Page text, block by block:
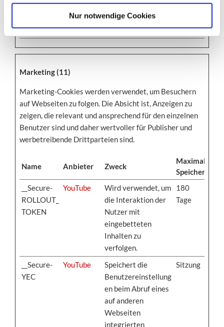
Nur notwendige Cookies
und anderen
Website-
Einstellungen bei.
Marketing (11)
Marketing-Cookies werden verwendet, um Besuchern
auf Webseiten zu folgen. Die Absicht ist, Anzeigen zu
zeigen, die relevant und ansprechend für den einzelnen
Benutzer sind und daher wertvoller für Publisher und
werbetreibende Drittparteien sind.
Name Anbieter Zweck
Maximale
__Secure-
ROLLOUT_
TOKEN
YouTube
Wird verwendet, um
die Interaktion der
Nutzer mit
eingebetteten
Inhalten zu
verfolgen.
180
Tage
__Secure-
YEC
YouTube
Speichert die
Benutzereinstellung
en beim Abruf eines
auf anderen
Webseiten
integrierten
Sitzung